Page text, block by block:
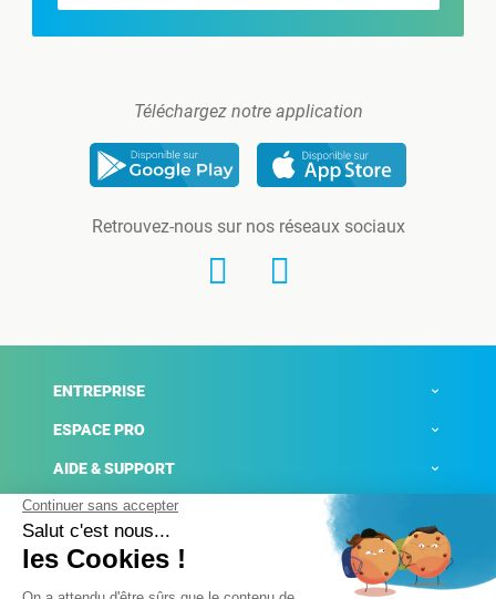
Téléchargez notre application
Retrouvez-nous sur nos réseaux sociaux
ENTREPRISE
ESPACE PRO
AIDE & SUPPORT
ACTUALITÉS